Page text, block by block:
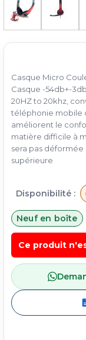
Casque Micro
Casque -54db+-
20HZ to 20khz,
téléphonie mobile
améliorent le
matière difficile à
sera pas déformée
supérieure
Disponibilité :
Neuf en boîte
Ce produit